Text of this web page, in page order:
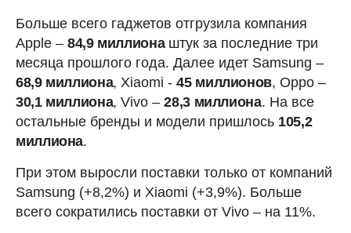
Больше всего гаджетов отгрузила компания
Apple – 84,9 миллионаштук за последние три
месяца прошлого года. Далее идет Samsung –
68,9 миллиона, Xiaomi -45 миллионов, Oppo –
30,1 миллиона, Vivo –28,3 миллиона. На все
остальные бренды и модели пришлось 105,2
миллиона.
При этом выросли поставки только от компаний
Samsung (+8,2%) и Xiaomi (+3,9%). Больше
всего сократились поставки от Vivo – на 11%.